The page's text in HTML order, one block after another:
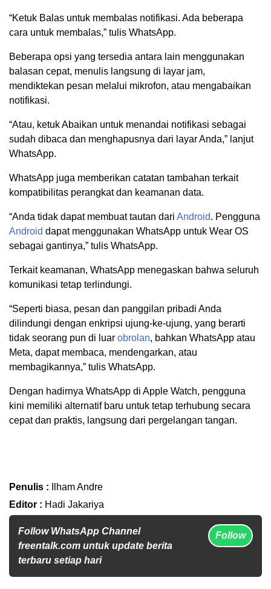
“Ketuk Balas untuk membalas notifikasi. Ada beberapa
cara untuk membalas,” tulis WhatsApp.
Beberapa opsi yang tersedia antara lain menggunakan
balasan cepat, menulis langsung di layar jam,
mendiktekan pesan melalui mikrofon, atau mengabaikan
notifikasi.
“Atau, ketuk Abaikan untuk menandai notifikasi sebagai
sudah dibaca dan menghapusnya dari layar Anda,” lanjut
WhatsApp.
WhatsApp juga memberikan catatan tambahan terkait
kompatibilitas perangkat dan keamanan data.
“Anda tidak dapat membuat tautan dari Android. Pengguna
Android dapat menggunakan WhatsApp untuk Wear OS
sebagai gantinya,” tulis WhatsApp.
Terkait keamanan, WhatsApp menegaskan bahwa seluruh
komunikasi tetap terlindungi.
“Seperti biasa, pesan dan panggilan pribadi Anda
dilindungi dengan enkripsi ujung-ke-ujung, yang berarti
tidak seorang pun di luar obrolan, bahkan WhatsApp atau
Meta, dapat membaca, mendengarkan, atau
membagikannya,” tulis WhatsApp.
Dengan hadirnya WhatsApp di Apple Watch, pengguna
kini memiliki alternatif baru untuk tetap terhubung secara
cepat dan praktis, langsung dari pergelangan tangan.
Penulis :
Ilham Andre
Editor : Hadi Jakariya
Follow WhatsApp Channel
freentalk.com untuk update berita
terbaru setiap hari
Follow